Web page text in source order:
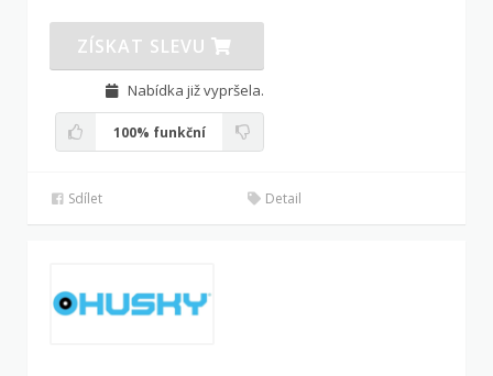
ZÍSKAT SLEVU
Nabídka již vypršela.
100% funkční
Sdílet Detail